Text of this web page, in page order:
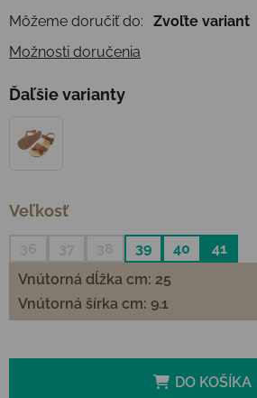
Môžeme doručiť do:
Zvoľte variant
Možnosti doručenia
Ďaľšie varianty
Veľkosť
39 40
41
Vnútorná dĺžka cm: 25
Vnútorná šírka cm: 9.1
DO KOŠÍKA